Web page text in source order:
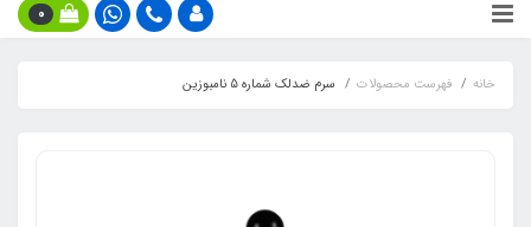
0
خانه فهرست محصولات سرم ضدلک شماره 5 نامبوزین